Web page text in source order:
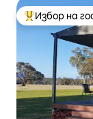
Най-Избор на